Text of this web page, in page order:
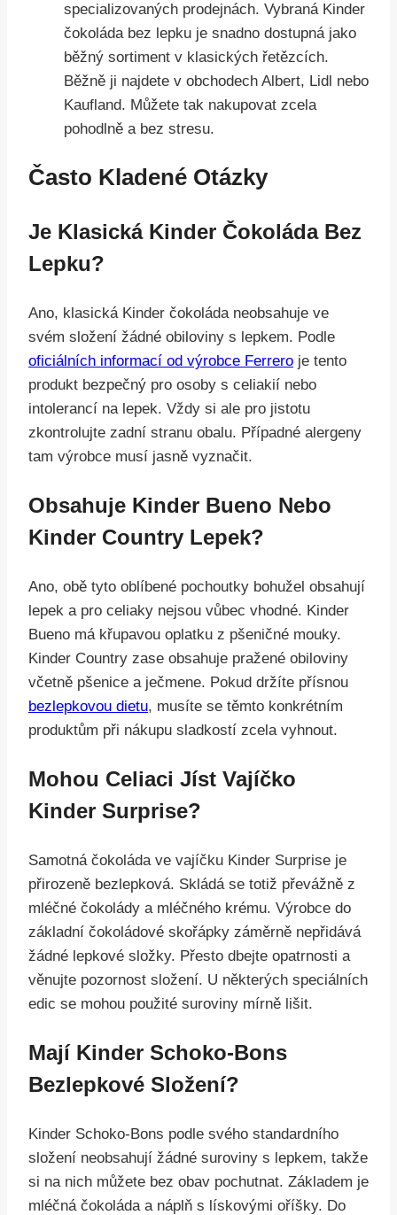
specializovaných prodejnách. Vybraná Kinder
čokoláda bez lepku je snadno dostupná jako
běžný sortiment v klasických řetězcích.
Běžně ji najdete v obchodech Albert, Lidl nebo
Kaufland. Můžete tak nakupovat zcela
pohodlně a bez stresu.
Často Kladené Otázky
Je Klasická Kinder Čokoláda Bez
Lepku?
Ano, klasická Kinder čokoláda neobsahuje ve
svém složení žádné obiloviny s lepkem. Podle
oficiálních informací od výrobce Ferrero je tento
produkt bezpečný pro osoby s celiakií nebo
intolerancí na lepek. Vždy si ale pro jistotu
zkontrolujte zadní stranu obalu. Případné alergeny
tam výrobce musí jasně vyznačit.
Obsahuje Kinder Bueno Nebo
Kinder Country Lepek?
Ano, obě tyto oblíbené pochoutky bohužel obsahují
lepek a pro celiaky nejsou vůbec vhodné. Kinder
Bueno má křupavou oplatku z pšeničné mouky.
Kinder Country zase obsahuje pražené obiloviny
včetně pšenice a ječmene. Pokud držíte přísnou
bezlepkovou dietu, musíte se těmto konkrétním
produktům při nákupu sladkostí zcela vyhnout.
Mohou Celiaci Jíst Vajíčko
Kinder Surprise?
Samotná čokoláda ve vajíčku Kinder Surprise je
přirozeně bezlepková. Skládá se totiž převážně z
mléčné čokolády a mléčného krému. Výrobce do
základní čokoládové skořápky záměrně nepřidává
žádné lepkové složky. Přesto dbejte opatrnosti a
věnujte pozornost složení. U některých speciálních
edic se mohou použité suroviny mírně lišit.
Mají Kinder Schoko-Bons
Bezlepkové Složení?
Kinder Schoko-Bons podle svého standardního
složení neobsahují žádné suroviny s lepkem, takže
si na nich můžete bez obav pochutnat. Základem je
mléčná čokoláda a náplň s lískovými oříšky. Do